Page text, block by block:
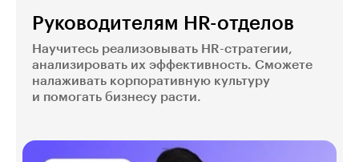
Руководителям HR-отделов
Научитесь реализовывать HR-стратегии,
анализировать их эффективность. Сможете
налаживать корпоративную культуру
и помогать бизнесу расти.